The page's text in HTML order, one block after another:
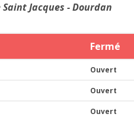
Jacques - Dourdan
Fermé
Ouvert
Ouvert
Ouvert